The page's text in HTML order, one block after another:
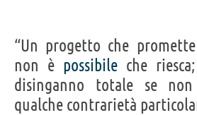
“Un progetto che
non è possibileche
disinganno totale se non
qualche contrarietà